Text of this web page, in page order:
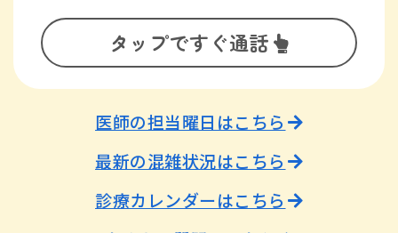
タップですぐ通話
医師の担当曜日はこちら
最新の混雑状況はこちら
診療カレンダーはこちら